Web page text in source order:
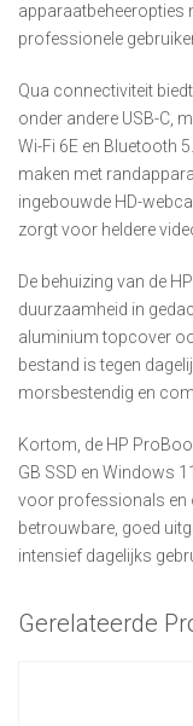
apparaatbeheeropties
professionele
Qua connectiviteit
onder andere USB-C,
Wi-Fi 6E en Bluetooth
maken met
ingebouwde HD-
zorgt voor heldere
De behuizing van de
duurzaamheid in
aluminium topcover
bestand is tegen
morsbestendig en
Kortom, de HP
GB SSD en Windows
voor professionals en
betrouwbare, goed
intensief dagelijks
Gerelateerde